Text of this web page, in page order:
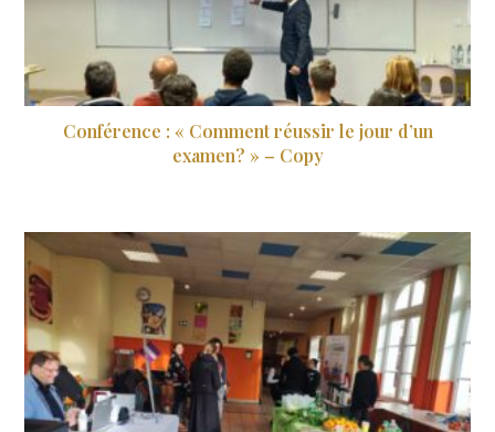
Conférence : « Comment réussir le jour d’un
examen? » – Copy